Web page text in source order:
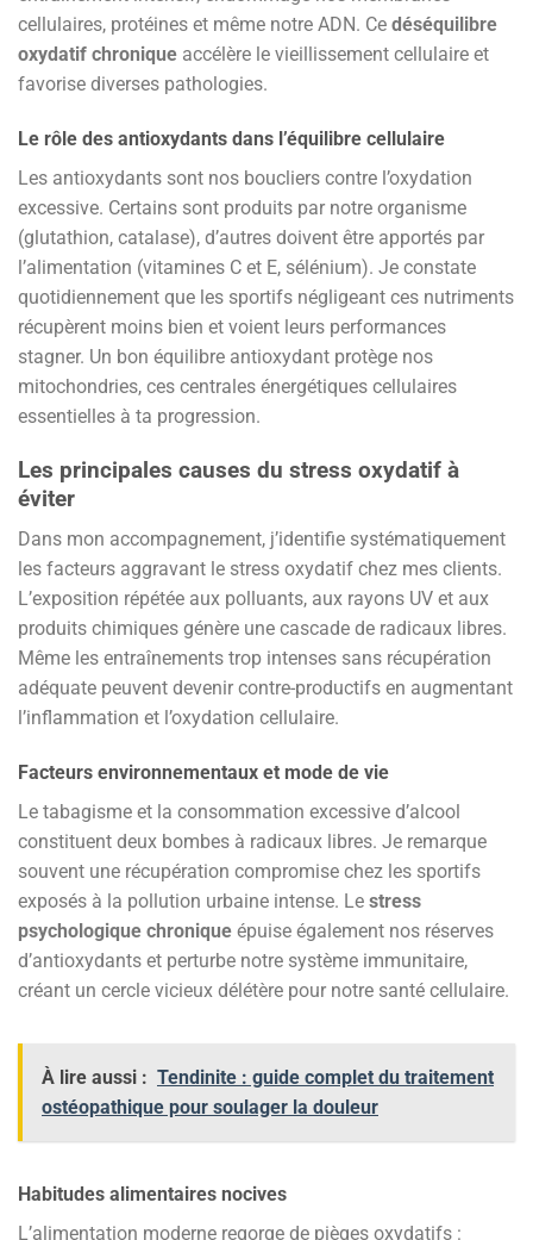
cellulaires, protéines et même notre ADN. Ce déséquilibre
oxydatif chronique accélère le vieillissement cellulaire et
favorise diverses pathologies.
Le rôle des antioxydants dans l’équilibre cellulaire
Les antioxydants sont nos boucliers contre l’oxydation
excessive. Certains sont produits par notre organisme
(glutathion, catalase), d’autres doivent être apportés par
l’alimentation (vitamines C et E, sélénium). Je constate
quotidiennement que les sportifs négligeant ces nutriments
récupèrent moins bien et voient leurs performances
stagner. Un bon équilibre antioxydant protège nos
mitochondries, ces centrales énergétiques cellulaires
essentielles à ta progression.
Les principales causes du stress oxydatif à
éviter
Dans mon accompagnement, j’identifie systématiquement
les facteurs aggravant le stress oxydatif chez mes clients.
L’exposition répétée aux polluants, aux rayons UV et aux
produits chimiques génère une cascade de radicaux libres.
Même les entraînements trop intenses sans récupération
adéquate peuvent devenir contre-productifs en augmentant
l’inflammation et l’oxydation cellulaire.
Facteurs environnementaux et mode de vie
Le tabagisme et la consommation excessive d’alcool
constituent deux bombes à radicaux libres. Je remarque
souvent une récupération compromise chez les sportifs
exposés à la pollution urbaine intense. Le stress
psychologique chronique épuise également nos réserves
d’antioxydants et perturbe notre système immunitaire,
créant un cercle vicieux délétère pour notre santé cellulaire.
À lire aussi : Tendinite : guide complet du traitement
ostéopathique pour soulager la douleur
Habitudes alimentaires nocives
L’alimentation moderne regorge de pièges oxydatifs :